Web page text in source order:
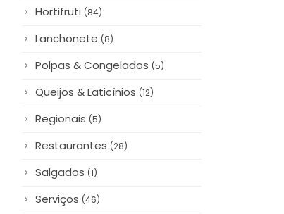
Hortifruti (84)
Lanchonete (8)
Polpas & Congelados (5)
Queijos & Laticínios (12)
Regionais (5)
Restaurantes (28)
Salgados (1)
Serviços (46)